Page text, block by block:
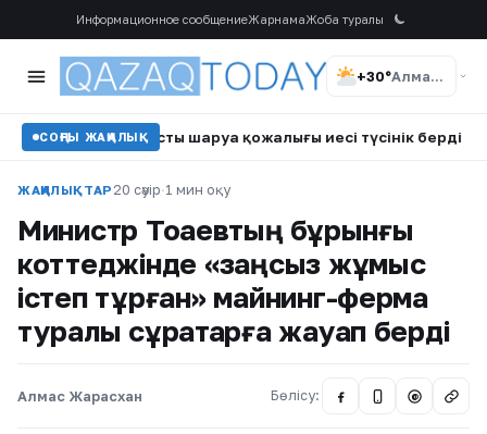
Информационное сообщениеЖарнамаЖоба туралы
+30° Алматы
СОҢҒЫ ЖАҢАЛЫҚ
қатысты шаруа қожалығы иесі түсінік берді •
ЖАҢАЛЫҚТАР 20 сәуір·1 мин оқу
Министр Тоқаевтың бұрынғы
коттеджінде «заңсыз жұмыс
істеп тұрған» майнинг-ферма
туралы сұрақтарға жауап берді
Алмас Жарасхан Бөлісу: @